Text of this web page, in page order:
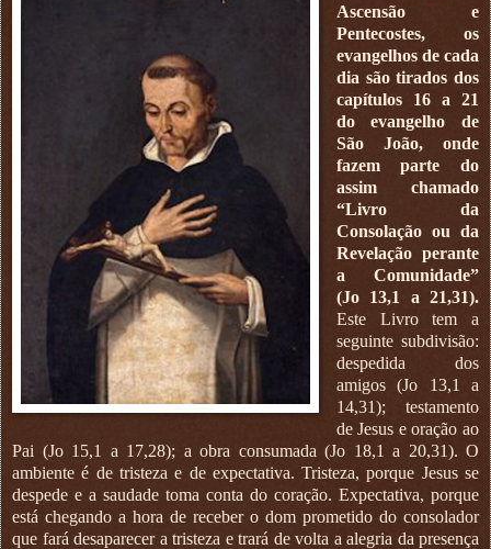
Ascensão e
Pentecostes, os
evangelhos de cada
dia são tirados dos
capítulos 16 a 21
do evangelho de
São João, onde
fazem parte do
assim chamado
“Livro da
Consolação ou da
Revelação perante
a Comunidade”
(Jo 13,1 a 21,31).
Este Livro tem a
seguinte subdivisão:
despedida dos
amigos (Jo 13,1 a
14,31); testamento
de Jesus e oração ao
Pai (Jo 15,1 a 17,28); a obra consumada (Jo 18,1 a 20,31). O
ambiente é de tristeza e de expectativa. Tristeza, porque Jesus se
despede e a saudade toma conta do coração. Expectativa, porque
está chegando a hora de receber o dom prometido do consolador
que fará desaparecer a tristeza e trará de volta a alegria da presença